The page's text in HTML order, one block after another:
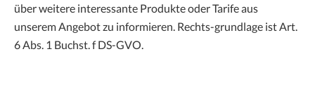
über weitere interessante Produkte oder Tarife aus
unserem Angebot zu informieren. Rechts-grundlage ist Art.
6 Abs. 1 Buchst. f DS-GVO.